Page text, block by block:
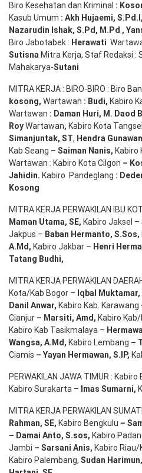
Biro Kesehatan dan Kriminal :
Kasub Umum : Akh Hujaemi,
Nazarudin Ishak, S.Pd , M.Pd ,
Biro Jabotabek : Herawati
Sutisna Mitra Kerja, Staf Redaksi :
Mahakarya-Sutani
MITRA KERJA : BIRO-BIRO : Biro
kosong, Wartawan : Budi, Kabiro
Wartawan : Daman Huri, M. Daod
RoyWartawan, Kabiro Kota
Simanjuntak, ST, Hendra Gunawan
Kab Seang – Saiman Nanis, Kabiro
Wartawan : Kabiro Kota Cilgon –
Jahidin. Kabiro Pandeglang :
Kosong
MITRA KERJA PERWAKILAN IBU
Maman Utama, SE, Kabiro Jaksel –
Jakpus – Baban Hermanto, S.Sos,
A.Md , Kabiro Jakbar – Henri
Tatang Budhi,
MITRA KERJA PERWAKILAN
Kota/Kab Bogor – Iqbal Muktamar,
Danil Anwar, Kabiro Kab. Karawang
Cianjur – Marsiti, Amd , Kabiro
Kabiro Kab Tasikmalaya –
Wangsa, A.Md , Kabiro Lembang –
Ciamis – Yayan Hermawan, S.IP,
PERWAKILAN JAWA TIMUR : Kabiro
Kabiro Surakarta – Imas Sumarni,
MITRA KERJA PERWAKILAN
Rahman, SE, Kabiro Bengkulu –
– Damai Anto, S.sos, Kabiro
Jambi – Sarsani Anis, Kabiro Riau/
Kabiro Palembang, Sudan Harimun,